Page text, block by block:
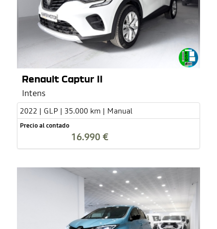
Renault Captur II
Intens
2022 | GLP | 35.000 km | Manual
Precio al contado
16.990 €